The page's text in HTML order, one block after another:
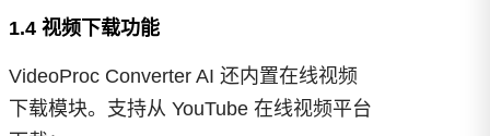
1.4 视频下载功能
VideoProc Converter AI 还内置在线视频
下载模块。支持从 YouTube 在线视频平台